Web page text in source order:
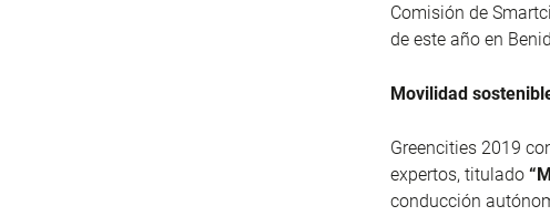
Comisión de
de este año en
Movilidad
Greencities 2019
expertos, titulado
conducción